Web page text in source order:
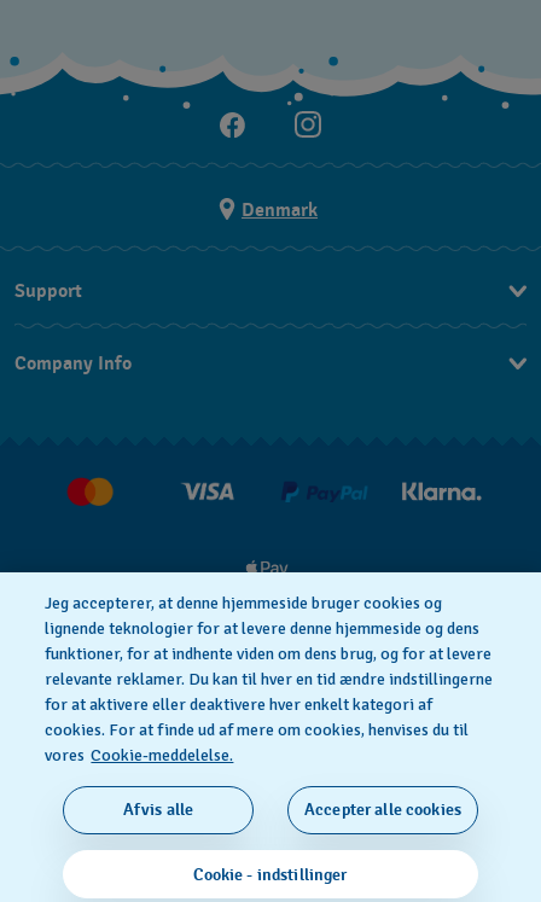
Denmark
Support
FAQ
Salgsbetingelser
Withdraw from contract
Company Info
Privacy Policy Cookie notice
Anvendelsesbetingelser
SWISS MADE
© 2026 FLIK FLAK, A DIVISION OF SWATCH LTD. ALL
RIGHTS RESERVED: SWISS WATCHES
Jeg accepterer, at denne hjemmeside bruger cookies og
lignende teknologier for at levere denne hjemmeside og dens
funktioner, for at indhente viden om dens brug, og for at levere
relevante reklamer. Du kan til hver en tid ændre indstillingerne
for at aktivere eller deaktivere hver enkelt kategori af
cookies. For at finde ud af mere om cookies, henvises du til
vores Cookie-meddelelse.
Cookie - indstillinger
Afvis alle Accepter alle cookies